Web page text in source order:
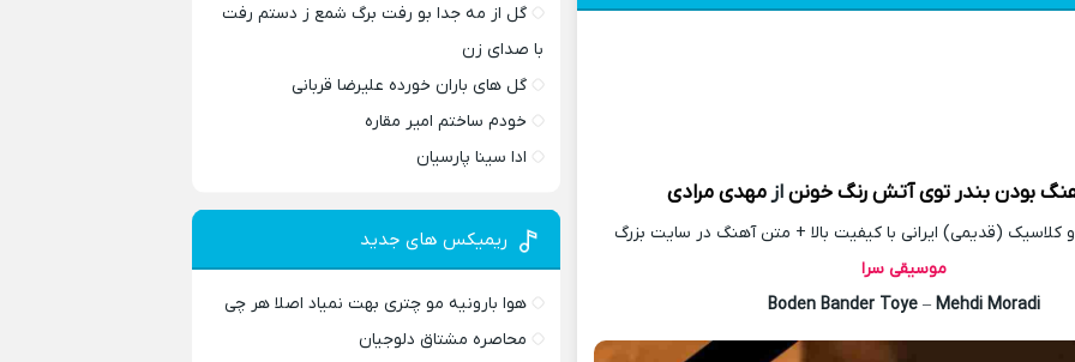
بودن بندر توی آتش رنگ خونن ازمهدی مرادی
(قدیمی) ایرانی با کیفیت بالا + متن آهنگ در سایت بزرگ
موسیقی سرا
Boden Bander Toye –Mehdi Moradi
گل از مه جدا بو رفت برگ شمع ز دستم رفت
با صدای زن
گل های باران خورده علیرضا قربانی
خودم ساختم امیر مقاره
ادا سینا پارسیان
ریمیکس های جدید
هوا بارونیه مو چتری بهت نمیاد اصلا هر چی
محاصره مشتاق دلوجیان